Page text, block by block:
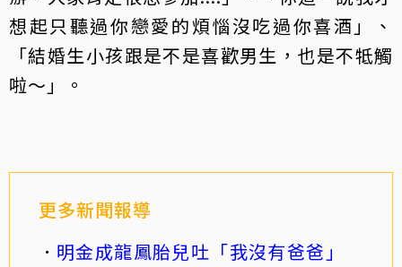
想起只聽過你戀愛的煩惱沒吃過你喜酒」、
「結婚生小孩跟是不是喜歡男生，也是不牴觸
啦～」。
更多新聞報導
明金成龍鳳胎兒吐「我沒有爸爸」